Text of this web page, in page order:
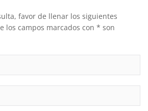
favor de llenar los siguientes
los campos marcados con * son